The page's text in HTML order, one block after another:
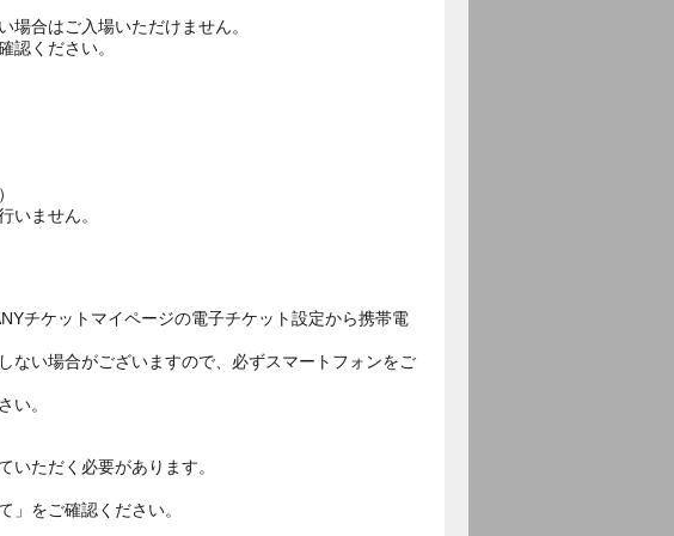
合はご入場いただけません。
認ください。
いません。
チケットマイページの電子チケット設定から携帯電
ない場合がございますので、必ずスマートフォンをご
い。
ただく必要があります。
をご確認ください。